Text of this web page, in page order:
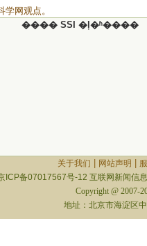
学网观点。
���� SSI �ļ�ʱ����
关于我们 网站声明
ICP备07017567号-12 互联网新闻信
Copyright @ 2007-
地址：北京市海淀区